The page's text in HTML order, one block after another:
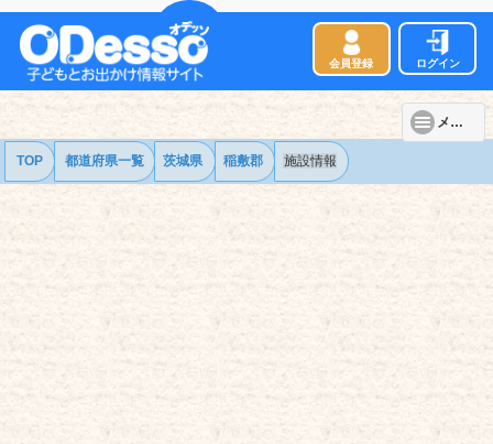
会員登録 ログイン
メニュー
TOP 都道府県一覧 茨城県 稲敷郡 施設情報